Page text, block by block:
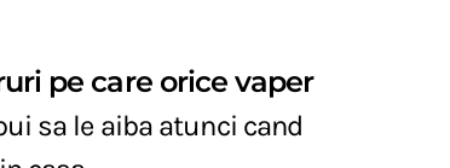
pe care orice vaper
sa le aiba atunci cand